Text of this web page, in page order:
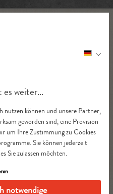
es weiter...
nutzen können und unsere Partner,
geworden sind, eine Provision
um Ihre Zustimmung zu Cookies
Sie können jederzeit
Sie zulassen möchten.
notwendige